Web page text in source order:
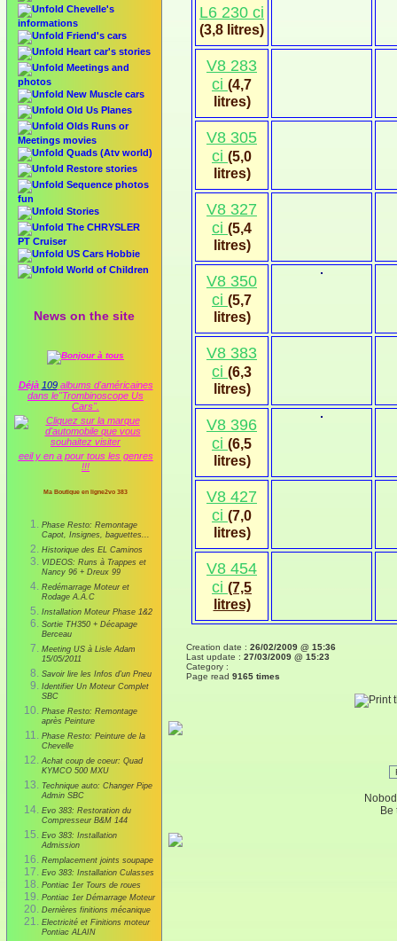
Chevelle's
informations
Friend's cars
Heart car's stories
Meetings and
photos
New Muscle cars
Old Us Planes
Olds Runs or
Meetings movies
Quads (Atv world)
Restore stories
Sequence photos
fun
Stories
The CHRYSLER
PT Cruiser
US Cars Hobbie
World of Children
News on the site
Déjà 109albums d'américaines
dans le"Trombinoscope Us
Cars".
eeil y en a pour tous les genres
!!!
Ma Boutique en ligne2vo 383
Phase Resto: Remontage
Capot, Insignes, baguettes...
Historique des EL Caminos
VIDEOS: Runs à Trappes et
Nancy 96 + Dreux 99
Redémarrage Moteur et
Rodage A.A.C
Installation Moteur Phase 1&2
Sortie TH350 + Décapage
Berceau
Meeting US à Lisle Adam
15/05/2011
Savoir lire les Infos d'un Pneu
Identifier Un Moteur Complet
SBC
Phase Resto: Remontage
après Peinture
Phase Resto: Peinture de la
Chevelle
Achat coup de coeur: Quad
KYMCO 500 MXU
Technique auto: Changer Pipe
Admin SBC
Evo 383: Restoration du
Compresseur B&M 144
Evo 383: Installation
Admission
Remplacement joints soupape
Evo 383: Installation Culasses
Pontiac 1er Tours de roues
Pontiac 1er Démarrage Moteur
Dernières finitions mécanique
Electricité et Finitions moteur
Pontiac ALAIN
L6 230 ci
(3,8 litres)
V8 283
ci (4,7
litres)
V8 305
ci (5,0
litres)
V8 327
ci (5,4
litres)
V8 350
ci (5,7
litres)
V8 383
ci (6,3
litres)
V8 396
ci (6,5
litres)
V8 427
ci (7,0
litres)
V8 454
ci (7,5
litres)
Creation date : 26/02/2009 @ 15:36
Last update : 27/03/2009 @ 15:23
Category :
Page read 9165 times
Be